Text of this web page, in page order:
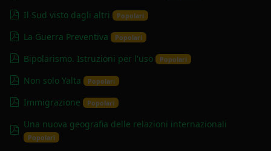
pdf
Il Sud visto dagli altri Popolari
pdf
La Guerra Preventiva Popolari
pdf
Bipolarismo. Istruzioni per l'uso Popolari
pdf
Non solo Yalta Popolari
pdf
Immigrazione Popolari
pdf
Una nuova geografia delle relazioni internazionali
Popolari